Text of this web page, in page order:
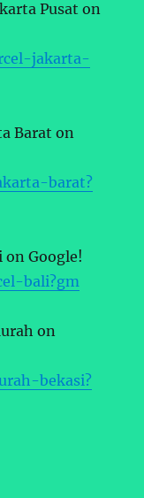
Pusat on
jakarta-
Barat on
barat?
on Google!
bali?gm
on
bekasi?